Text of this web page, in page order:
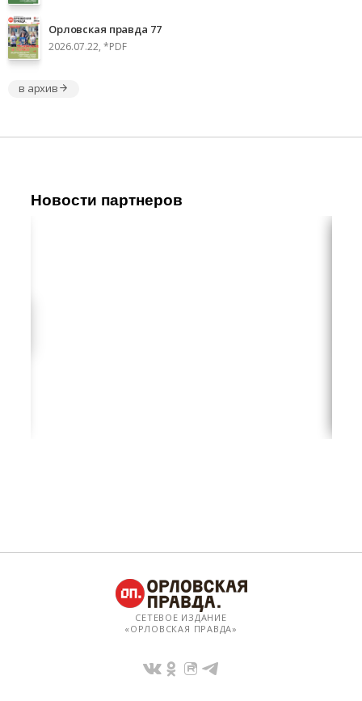
Орловская правда 77
2026.07.22, *PDF
в архив
Новости партнеров
СЕТЕВОЕ ИЗДАНИЕ
«ОРЛОВСКАЯ ПРАВДА»